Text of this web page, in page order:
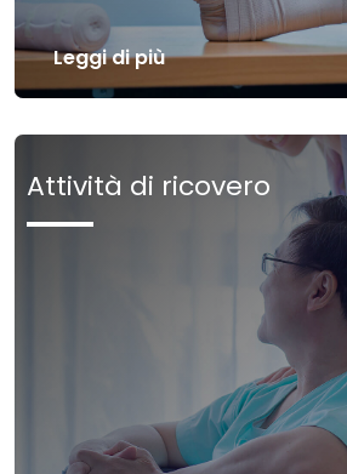
Leggi di più
Attività di ricovero